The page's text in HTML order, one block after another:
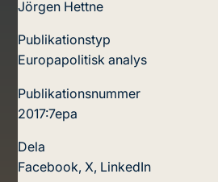
Jörgen Hettne
Publikationstyp
Europapolitisk analys
Publikationsnummer
2017:7epa
Dela
Facebook,X, LinkedIn